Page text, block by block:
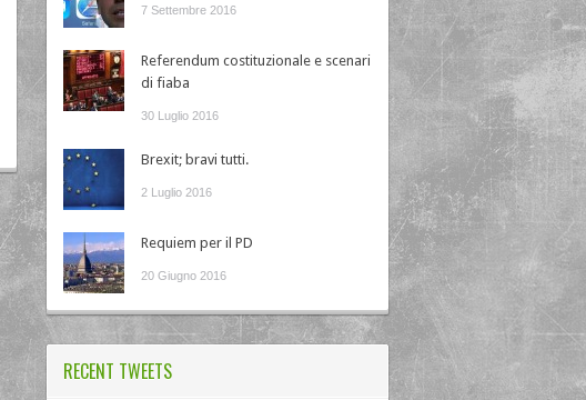
7 Settembre 2016
Referendum costituzionale e scenari
di fiaba
30 Luglio 2016
Brexit; bravi tutti.
2 Luglio 2016
Requiem per il PD
20 Giugno 2016
RECENT TWEETS